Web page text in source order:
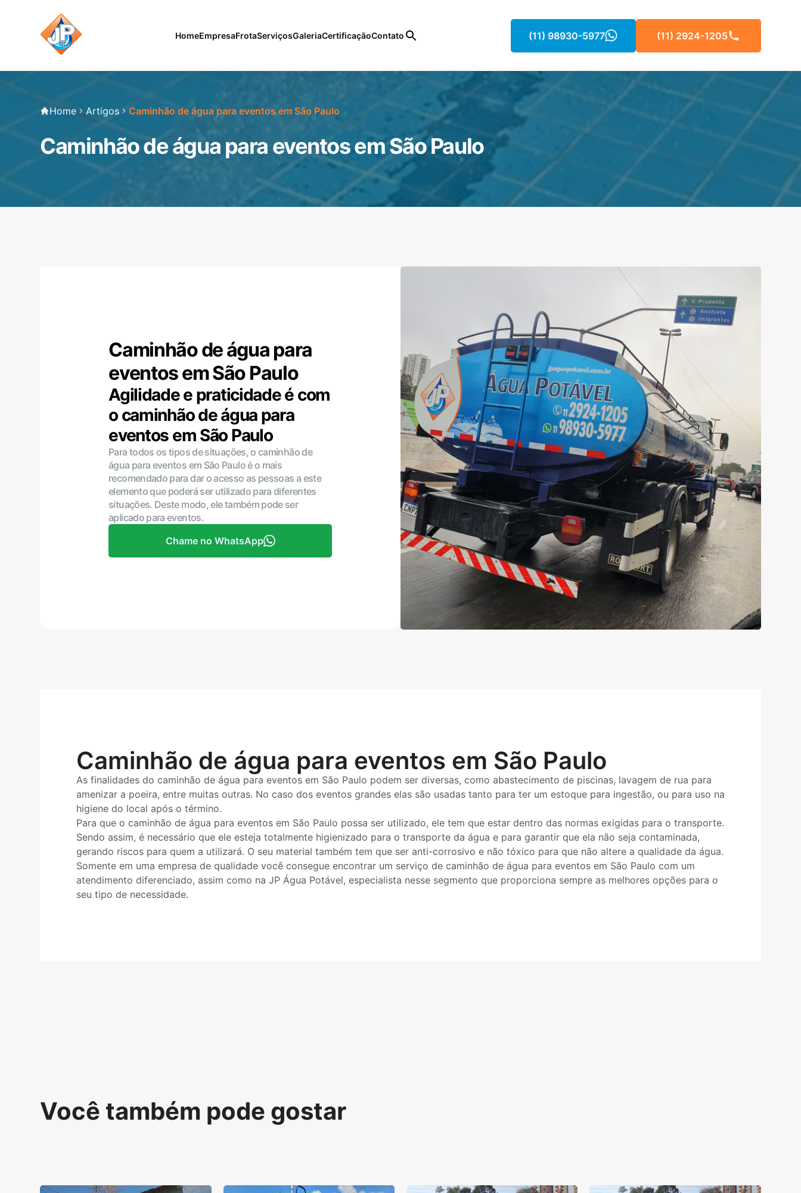
HomeEmpresaFrotaServiçosGaleriaCertificaçãoContato (11) 98930-5977 (11) 2924-1205
Home Artigos Caminhão de água para eventos em São Paulo
Caminhão de água para eventos em São Paulo
Caminhão de água para
eventos em São Paulo
Agilidade e praticidade é com
o caminhão de água para
eventos em São Paulo
Para todos os tipos de situações, o caminhão de
água para eventos em São Paulo é o mais
recomendado para dar o acesso as pessoas a este
elemento que poderá ser utilizado para diferentes
situações. Deste modo, ele também pode ser
aplicado para eventos.
Chame no WhatsApp
Caminhão de água para eventos em São Paulo
As finalidades do caminhão de água para eventos em São Paulo podem ser diversas, como abastecimento de piscinas, lavagem de rua para
amenizar a poeira, entre muitas outras. No caso dos eventos grandes elas são usadas tanto para ter um estoque para ingestão, ou para uso na
higiene do local após o término.
Para que o caminhão de água para eventos em São Paulo possa ser utilizado, ele tem que estar dentro das normas exigidas para o transporte.
Sendo assim, é necessário que ele esteja totalmente higienizado para o transporte da água e para garantir que ela não seja contaminada,
gerando riscos para quem a utilizará. O seu material também tem que ser anti-corrosivo e não tóxico para que não altere a qualidade da água.
Somente em uma empresa de qualidade você consegue encontrar um serviço de caminhão de água para eventos em São Paulo com um
atendimento diferenciado, assim como na JP Água Potável, especialista nesse segmento que proporciona sempre as melhores opções para o
seu tipo de necessidade.
Você também pode gostar